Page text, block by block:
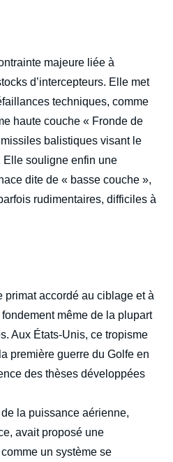
majeure liée à
d’intercepteurs. Elle met
techniques, comme
haute couche « Fronde de
balistiques visant le
souligne enfin une
dite de « basse couche »,
rudimentaires, difficiles à
primat accordé au ciblage et à
même de la plupart
Aux États-Unis, ce tropisme
première guerre du Golfe en
des thèses développées
la puissance aérienne,
avait proposé une
un système se